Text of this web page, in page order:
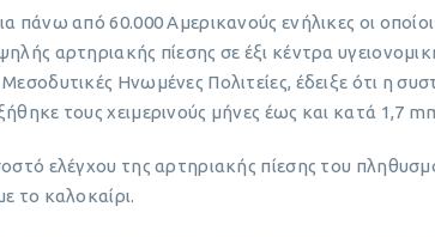
πάνω από 60.000 Αμερικανούς ενήλικες οι
αρτηριακής πίεσης σε έξι κέντρα
Ηνωμένες Πολιτείες, έδειξε ότι η
τους χειμερινούς μήνες έως και κατά 1,7
ελέγχου της αρτηριακής πίεσης του
το καλοκαίρι.